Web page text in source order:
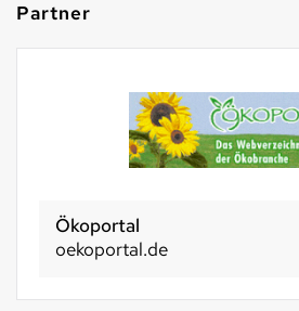
Partner
Ökoportal
oekoportal.de